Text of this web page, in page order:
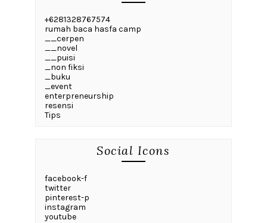
+6281328767574
rumah baca hasfa camp
__cerpen
__novel
__puisi
_non fiksi
_buku
_event
enterpreneurship
resensi
Tips
Social Icons
facebook-f
twitter
pinterest-p
instagram
youtube